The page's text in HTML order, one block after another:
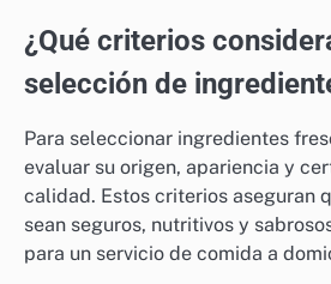
Además, verifica si el servicio
seguimiento en tiempo real para
informado sobre el estado de tu
mejora la experiencia del cliente,
permite planificar mejor tus